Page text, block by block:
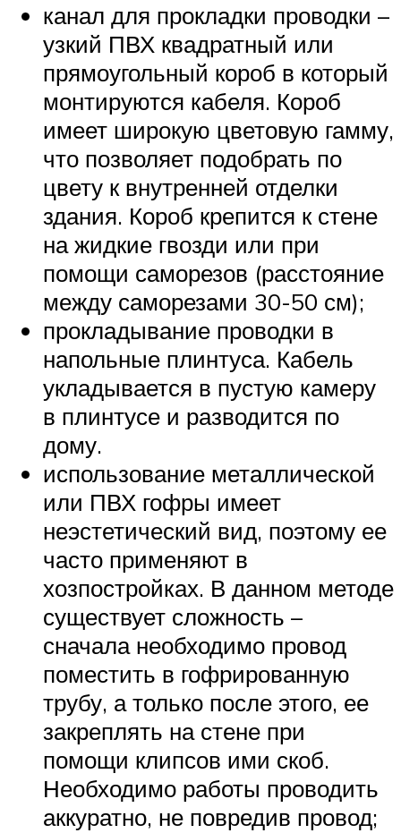
канал для прокладки проводки –
узкий ПВХ квадратный или
прямоугольный короб в который
монтируются кабеля. Короб
имеет широкую цветовую гамму,
что позволяет подобрать по
цвету к внутренней отделки
здания. Короб крепится к стене
на жидкие гвозди или при
помощи саморезов (расстояние
между саморезами 30-50 см);
прокладывание проводки в
напольные плинтуса. Кабель
укладывается в пустую камеру
в плинтусе и разводится по
дому.
использование металлической
или ПВХ гофры имеет
неэстетический вид, поэтому ее
часто применяют в
хозпостройках. В данном методе
существует сложность –
сначала необходимо провод
поместить в гофрированную
трубу, а только после этого, ее
закреплять на стене при
помощи клипсов ими скоб.
Необходимо работы проводить
аккуратно, не повредив провод;